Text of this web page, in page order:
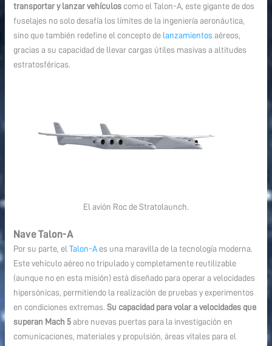
transportar y lanzar vehículos como el Talon-A, este gigante de dos
fuselajes no solo desafía los límites de la ingeniería aeronáutica,
sino que también redefine el concepto de lanzamientos aéreos,
gracias a su capacidad de llevar cargas útiles masivas a altitudes
estratosféricas.
El avión Roc de Stratolaunch.
Nave Talon-A
Por su parte, elTalon-A es una maravilla de la tecnología moderna.
Este vehículo aéreo no tripulado y completamente reutilizable
(aunque no en esta misión) está diseñado para operar a velocidades
hipersónicas, permitiendo la realización de pruebas y experimentos
en condiciones extremas.Su capacidad para volar a velocidades que
superan Mach 5 abre nuevas puertas para la investigación en
comunicaciones, materiales y propulsión, áreas vitales para el